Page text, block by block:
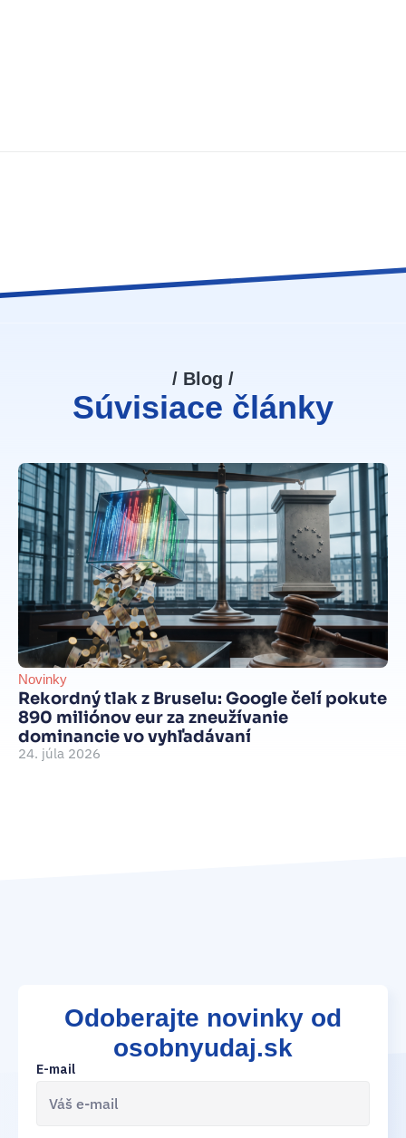
/ Blog /
Súvisiace články
Novinky
Rekordný tlak z Bruselu: Google čelí pokute
890 miliónov eur za zneužívanie
dominancie vo vyhľadávaní
24. júla 2026
Odoberajte novinky od
osobnyudaj.sk
E-mail